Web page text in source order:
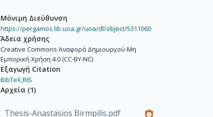
Μόνιμη Διεύθυνση
https://pergamos.lib.uoa.gr/uoa/dl/object/5311060
Άδεια χρήσης
Creative Commons Αναφορά Δημιουργού-Μη
Εμπορική Χρήση 4.0 (CC-BY-NC)
Εξαγωγή Citation
BibTeX,RIS
Αρχεία (1)
Thesis-Anastasios Birmpilis.pdf